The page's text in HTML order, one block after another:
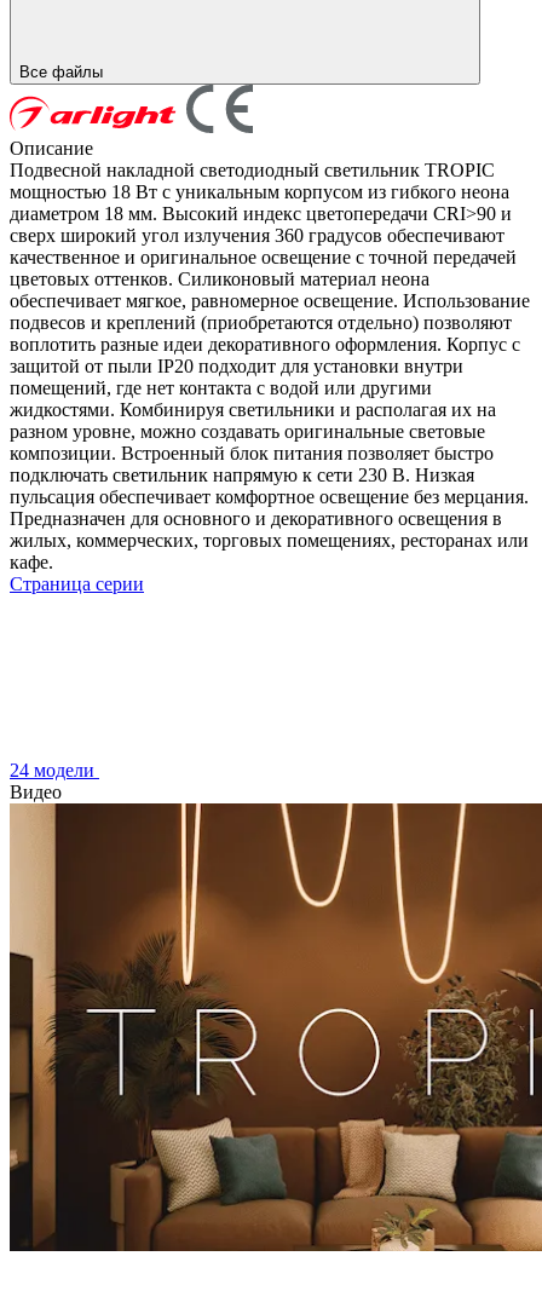
Все файлы
Описание
Подвесной накладной светодиодный светильник TROPIC
мощностью 18 Вт с уникальным корпусом из гибкого неона
диаметром 18 мм. Высокий индекс цветопередачи CRI>90 и
сверх широкий угол излучения 360 градусов обеспечивают
качественное и оригинальное освещение с точной передачей
цветовых оттенков. Силиконовый материал неона
обеспечивает мягкое, равномерное освещение. Использование
подвесов и креплений (приобретаются отдельно) позволяют
воплотить разные идеи декоративного оформления. Корпус с
защитой от пыли IP20 подходит для установки внутри
помещений, где нет контакта с водой или другими
жидкостями. Комбинируя светильники и располагая их на
разном уровне, можно создавать оригинальные световые
композиции. Встроенный блок питания позволяет быстро
подключать светильник напрямую к сети 230 В. Низкая
пульсация обеспечивает комфортное освещение без мерцания.
Предназначен для основного и декоративного освещения в
жилых, коммерческих, торговых помещениях, ресторанах или
кафе.
Страница серии
24 модели
Видео